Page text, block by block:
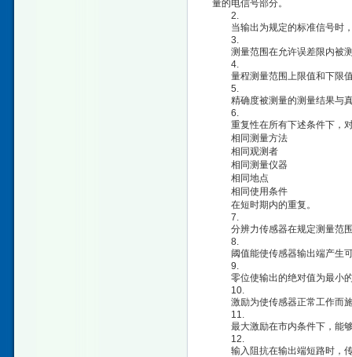
量的电信号部分。
2.
当输出为规定的标准信号时，
3.
测量范围在允许误差限内被测
4.
量程测量范围上限值和下限
5.
精确度被测量的测量结果与真
6.
重复性在所有下述条件下，对
相同测量方法
相同观测者
相同测量仪器
相同地点
相同使用条件
在短时期内的重复。
7.
分辨力传感器在规定测量范围
8.
阈值能使传感器输出端产生可
9.
零位使输出的绝对值为最小的
10.
激励为使传感器正常工作而施
11.
最大激励在市内条件下，能够
12.
输入阻抗在输出端短路时，传